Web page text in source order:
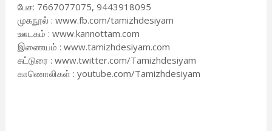
பேச: 7667077075, 9443918095
முகநூல் : www.fb.com/tamizhdesiyam
ஊடகம் : www.kannottam.com
இணையம் : www.tamizhdesiyam.com
சுட்டுரை : www.twitter.com/Tamizhdesiyam
காணொலிகள் : youtube.com/Tamizhdesiyam